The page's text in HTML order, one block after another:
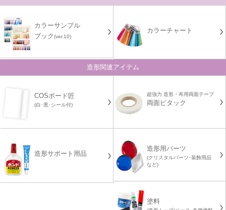
カラーサンプル
ブック(ver.10)
カラーチャート
造形関連アイテム
COSボード匠
(白･黒･シール付)
超強力 造形・布用両面テープ
両面ピタック
造形サポート用品
造形用パーツ
(クリスタルパーツ･装飾用品
など)
塗料